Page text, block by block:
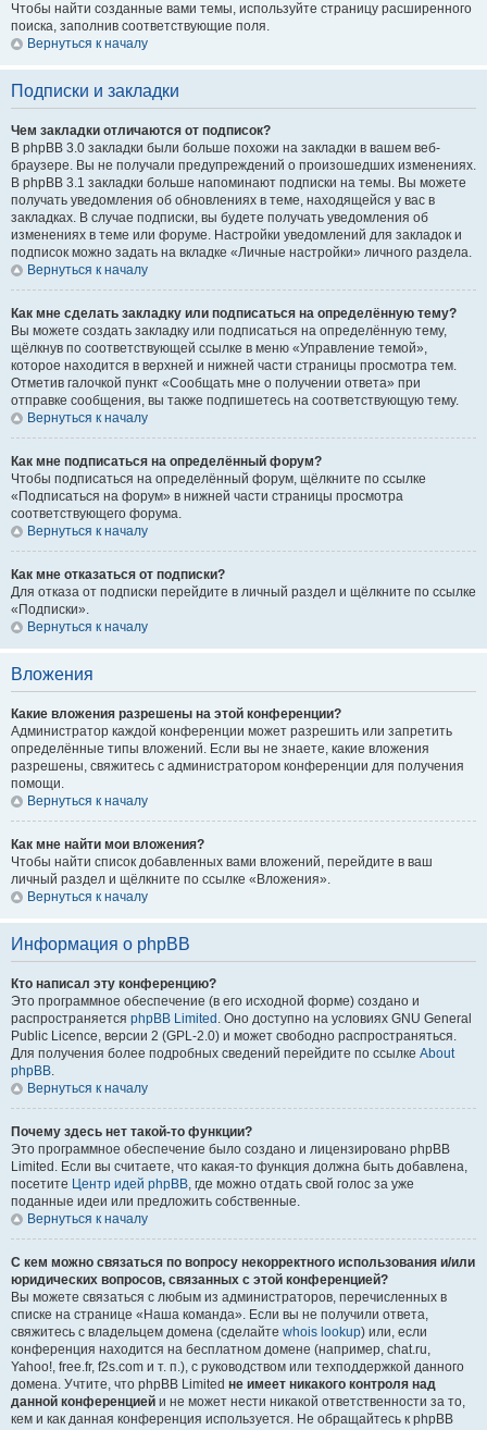
Чтобы найти созданные вами темы, используйте страницу расширенного
поиска, заполнив соответствующие поля.
Вернуться к началу
Подписки и закладки
Чем закладки отличаются от подписок?
В phpBB 3.0 закладки были больше похожи на закладки в вашем веб-
браузере. Вы не получали предупреждений о произошедших изменениях.
В phpBB 3.1 закладки больше напоминают подписки на темы. Вы можете
получать уведомления об обновлениях в теме, находящейся у вас в
закладках. В случае подписки, вы будете получать уведомления об
изменениях в теме или форуме. Настройки уведомлений для закладок и
подписок можно задать на вкладке «Личные настройки» личного раздела.
Вернуться к началу
Как мне сделать закладку или подписаться на определённую тему?
Вы можете создать закладку или подписаться на определённую тему,
щёлкнув по соответствующей ссылке в меню «Управление темой»,
которое находится в верхней и нижней части страницы просмотра тем.
Отметив галочкой пункт «Сообщать мне о получении ответа» при
отправке сообщения, вы также подпишетесь на соответствующую тему.
Вернуться к началу
Как мне подписаться на определённый форум?
Чтобы подписаться на определённый форум, щёлкните по ссылке
«Подписаться на форум» в нижней части страницы просмотра
соответствующего форума.
Вернуться к началу
Как мне отказаться от подписки?
Для отказа от подписки перейдите в личный раздел и щёлкните по ссылке
«Подписки».
Вернуться к началу
Вложения
Какие вложения разрешены на этой конференции?
Администратор каждой конференции может разрешить или запретить
определённые типы вложений. Если вы не знаете, какие вложения
разрешены, свяжитесь с администратором конференции для получения
помощи.
Вернуться к началу
Как мне найти мои вложения?
Чтобы найти список добавленных вами вложений, перейдите в ваш
личный раздел и щёлкните по ссылке «Вложения».
Вернуться к началу
Информация о phpBB
Кто написал эту конференцию?
Это программное обеспечение (в его исходной форме) создано и
распространяется phpBB Limited . Оно доступно на условиях GNU General
Public Licence, версии 2 (GPL-2.0) и может свободно распространяться.
Для получения более подробных сведений перейдите по ссылке About
phpBB.
Вернуться к началу
Почему здесь нет такой-то функции?
Это программное обеспечение было создано и лицензировано phpBB
Limited. Если вы считаете, что какая-то функция должна быть добавлена,
посетите Центр идей phpBB, где можно отдать свой голос за уже
поданные идеи или предложить собственные.
Вернуться к началу
С кем можно связаться по вопросу некорректного использования и/или
юридических вопросов, связанных с этой конференцией?
Вы можете связаться с любым из администраторов, перечисленных в
списке на странице «Наша команда». Если вы не получили ответа,
свяжитесь с владельцем домена (сделайте whois lookup) или, если
конференция находится на бесплатном домене (например, chat.ru,
Yahoo!, free.fr, f2s.com и т. п.), с руководством или техподдержкой данного
домена. Учтите, что phpBB Limited не имеет никакого контроля над
данной конференцией и не может нести никакой ответственности за то,
кем и как данная конференция используется. Не обращайтесь к phpBB